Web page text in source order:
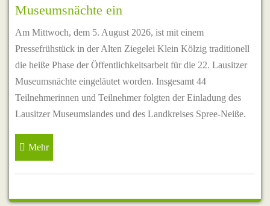
Museumsnächte ein
Am Mittwoch, dem 5. August 2026, ist mit einem
Pressefrühstück in der Alten Ziegelei Klein Kölzig traditionell
die heiße Phase der Öffentlichkeitsarbeit für die 22. Lausitzer
Museumsnächte eingeläutet worden. Insgesamt 44
Teilnehmerinnen und Teilnehmer folgten der Einladung des
Lausitzer Museumslandes und des Landkreises Spree-Neiße.
Mehr